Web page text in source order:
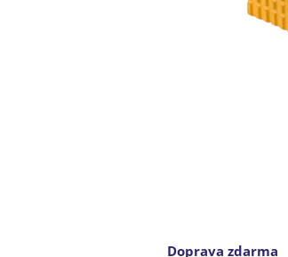
Doprava zdarma